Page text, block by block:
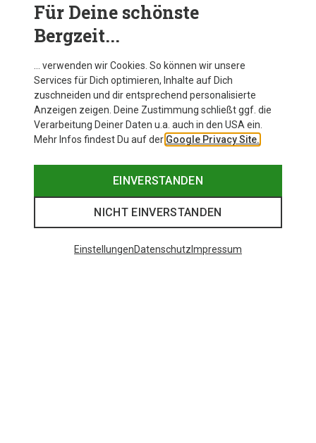
Du sparst 33%
Für Deine schönste
Bergzeit...
… verwenden wir Cookies. So können wir unsere
Services für Dich optimieren, Inhalte auf Dich
zuschneiden und dir entsprechend personalisierte
Anzeigen zeigen. Deine Zustimmung schließt ggf. die
Verarbeitung Deiner Daten u.a. auch in den USA ein.
Mehr Infos findest Du auf der Google Privacy Site.
EINVERSTANDEN
NICHT EINVERSTANDEN
EinstellungenDatenschutz Impressum